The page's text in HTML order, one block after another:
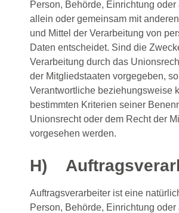
Person, Behörde, Einrichtung
allein oder gemeinsam mit
und Mittel der Verarbeitung von
Daten entscheidet. Sind die
Verarbeitung durch das
der Mitgliedstaaten vorgegeben,
Verantwortliche beziehungsweise
bestimmten Kriterien seiner
Unionsrecht oder dem Recht der
vorgesehen werden.
H)
Auftragsverarbeiter ist eine
Person, Behörde, Einrichtung